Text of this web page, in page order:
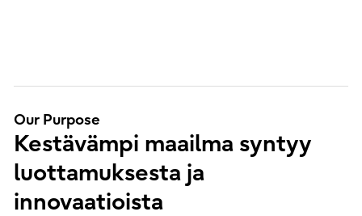
Our Purpose
Kestävämpi maailma syntyy
luottamuksesta ja
innovaatioista